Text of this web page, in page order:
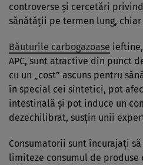
controverse și cercetări
sănătății pe termen lung,
Băuturile carbogazoase
APC, sunt atractive din punct
cu un „cost” ascuns pentru
în special cei sintetici, pot
intestinală și pot induce un
dezechilibrat, susțin unii
Consumatorii sunt încurajați
limiteze consumul de